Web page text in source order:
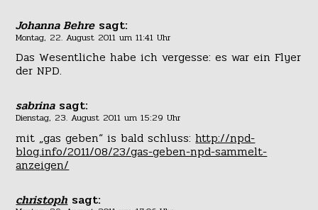
Johanna Behre sagt:
Montag, 22. August 2011 um 11:41 Uhr
Das Wesentliche habe ich vergesse: es war ein Flyer
der NPD.
sabrina sagt:
Dienstag, 23. August 2011 um 15:29 Uhr
mit „gas geben“ is bald schluss:http://npd-
blog.info/2011/08/23/gas-geben-npd-sammelt-
anzeigen/
christoph sagt: